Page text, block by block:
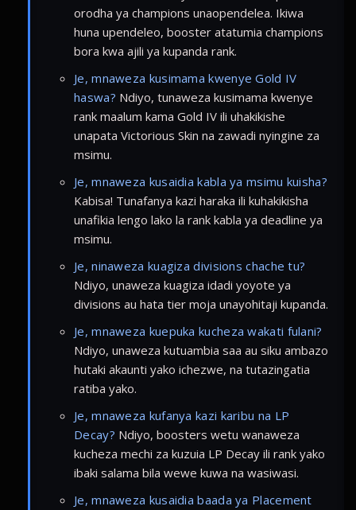
orodha ya champions unaopendelea. Ikiwa
huna upendeleo, booster atatumia champions
bora kwa ajili ya kupanda rank.
Je, mnaweza kusimama kwenye Gold IV
haswa? Ndiyo, tunaweza kusimama kwenye
rank maalum kama Gold IV ili uhakikishe
unapata Victorious Skin na zawadi nyingine za
msimu.
Je, mnaweza kusaidia kabla ya msimu kuisha?
Kabisa! Tunafanya kazi haraka ili kuhakikisha
unafikia lengo lako la rank kabla ya deadline ya
msimu.
Je, ninaweza kuagiza divisions chache tu?
Ndiyo, unaweza kuagiza idadi yoyote ya
divisions au hata tier moja unayohitaji kupanda.
Je, mnaweza kuepuka kucheza wakati fulani?
Ndiyo, unaweza kutuambia saa au siku ambazo
hutaki akaunti yako ichezwe, na tutazingatia
ratiba yako.
Je, mnaweza kufanya kazi karibu na LP
Decay? Ndiyo, boosters wetu wanaweza
kucheza mechi za kuzuia LP Decay ili rank yako
ibaki salama bila wewe kuwa na wasiwasi.
Je, mnaweza kusaidia baada ya Placement